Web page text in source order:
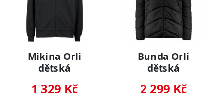
Mikina Orli
dětská
1 329 Kč
Bunda Orli
dětská
2 299 Kč